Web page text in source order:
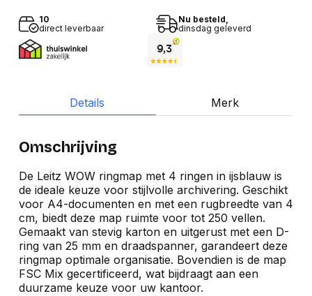
10
direct leverbaar
Nu besteld,
dinsdag geleverd
Details Merk
Omschrijving
De Leitz WOW ringmap met 4 ringen in ijsblauw is
de ideale keuze voor stijlvolle archivering. Geschikt
voor A4-documenten en met een rugbreedte van 4
cm, biedt deze map ruimte voor tot 250 vellen.
Gemaakt van stevig karton en uitgerust met een D-
ring van 25 mm en draadspanner, garandeert deze
ringmap optimale organisatie. Bovendien is de map
FSC Mix gecertificeerd, wat bijdraagt aan een
duurzame keuze voor uw kantoor.